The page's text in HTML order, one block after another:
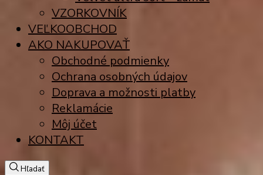
VZORKOVNÍK
VEĽKOOBCHOD
AKO NAKUPOVAŤ
Obchodné podmienky
Ochrana osobných údajov
Doprava a možnosti platby
Reklamácie
Môj účet
KONTAKT
Hľadať